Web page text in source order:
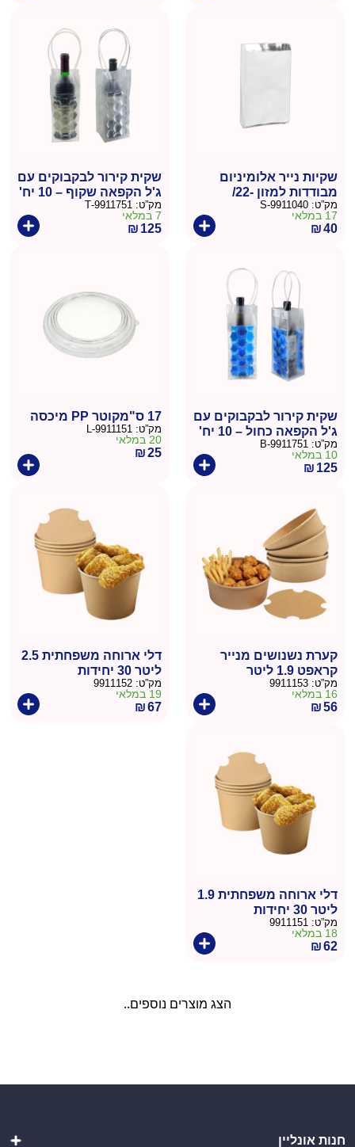
שקיות נייר אלומיניום
מבודדות למזון -22/
12ס"מ 100 יחידות
מק”ט: 9911040-S
17 במלאי
₪40
שקית קירור לבקבוקים עם
ג'ל הקפאה שקוף – 10 יח'
מק”ט: 9911751-T
7 במלאי
₪ 125
שקית קירור לבקבוקים עם
ג'ל הקפאה כחול – 10 יח'
מק”ט: 9911751-B
10 במלאי
₪ 125
17 ס"מקוטר PP מיכסה
מק”ט: 9911151-L
20 במלאי
₪25
קערת נשנושים מנייר
קראפט 1.9 ליטר
מק”ט: 9911153
16 במלאי
₪56
דלי ארוחה משפחתית 2.5
ליטר 30 יחידות
מק”ט: 9911152
19 במלאי
₪67
דלי ארוחה משפחתית 1.9
ליטר 30 יחידות
מק”ט: 9911151
18 במלאי
₪62
הצג מוצרים נוספים..
חנות אונליין